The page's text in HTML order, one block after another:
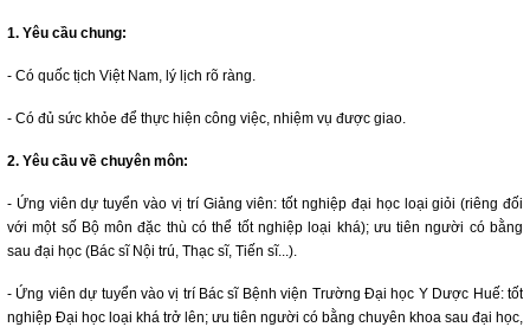
1. Yêu cầu chung:
- Có quốc tịch Việt Nam, lý lịch rõ ràng.
- Có đủ sức khỏe để thực hiện công việc, nhiệm vụ được giao.
2. Yêu cầu về chuyên môn:
- Ứng viên dự tuyển vào vị trí Giảng viên: tốt nghiệp đại học loại giỏi (riêng đối
với một số Bộ môn đặc thù có thể tốt nghiệp loại khá); ưu tiên người có bằng
sau đại học (Bác sĩ Nội trú, Thạc sĩ, Tiến sĩ...).
- Ứng viên dự tuyển vào vị trí Bác sĩ Bệnh viện Trường Đại học Y Dược Huế: tốt
nghiệp Đại học loại khá trở lên; ưu tiên người có bằng chuyên khoa sau đại học,